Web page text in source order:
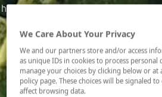
hotel que busques nosotros te lo
Destino *
Fechas *
08/08/2026 - 09/08/2026
We Care About Your Privacy
We and our partners store and/or access
as unique IDs in cookies to process personal
manage your choices by clicking below or
policy page. These choices will be signaled
affect browsing data.